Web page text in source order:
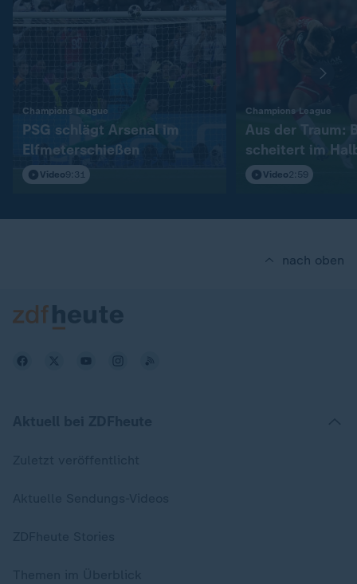
Champions League
PSG schlägt Arsenal im
Elfmeterschießen
Video9:31
Champions League
Aus der Traum:
scheitert im
Video2:59
nach oben